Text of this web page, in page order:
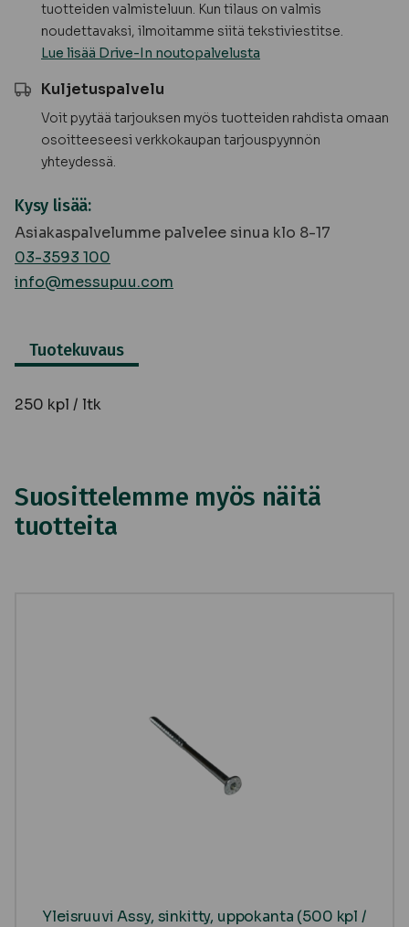
tuotteiden valmisteluun. Kun tilaus on valmis
noudettavaksi, ilmoitamme siitä tekstiviestitse.
Lue lisää Drive-In noutopalvelusta
Kuljetuspalvelu
Voit pyytää tarjouksen myös tuotteiden rahdista omaan
osoitteeseesi verkkokaupan tarjouspyynnön
yhteydessä.
Kysy lisää:
Asiakaspalvelumme palvelee sinua klo 8-17
03-3593 100
info@messupuu.com
Tuotekuvaus
250 kpl / ltk
Suosittelemme myös näitä
tuotteita
Yleisruuvi Assy, sinkitty, uppokanta (500 kpl /